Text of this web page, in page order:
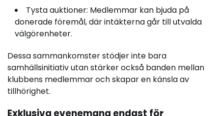
Tysta auktioner: Medlemmar kan bjuda på
donerade föremål, där intäkterna går till utvalda
välgörenheter.
Dessa sammankomster stödjer inte bara
samhällsinitiativ utan stärker också banden mellan
klubbens medlemmar och skapar en känsla av
tillhörighet.